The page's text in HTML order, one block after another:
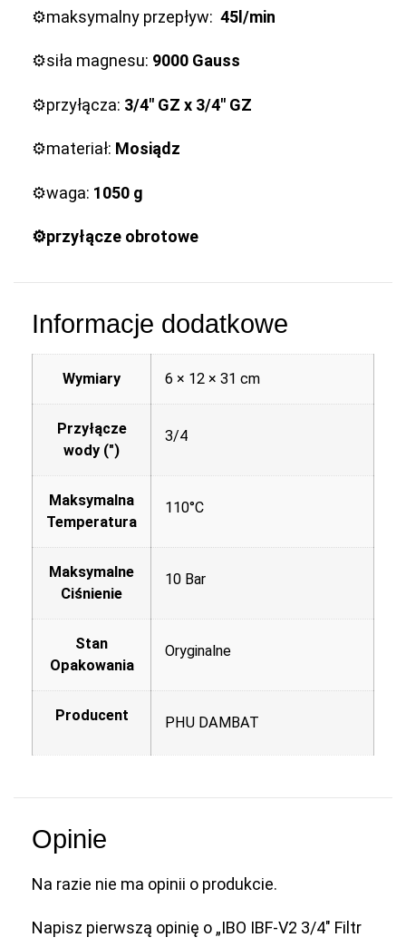
⚙️maksymalny przepływ: 45l/min
⚙️siła magnesu: 9000 Gauss
⚙️przyłącza: 3/4″ GZ x 3/4″ GZ
⚙️materiał: Mosiądz
⚙️waga: 1050 g
⚙️przyłącze obrotowe
Informacje dodatkowe
Wymiary 6 × 12 × 31 cm
Przyłącze
wody (")
3/4
Maksymalna
Temperatura
110°C
Maksymalne
Ciśnienie
10 Bar
Stan
Opakowania
Oryginalne
Producent PHU DAMBAT
Opinie
Na razie nie ma opinii o produkcie.
Napisz pierwszą opinię o „IBO IBF-V2 3/4″ Filtr